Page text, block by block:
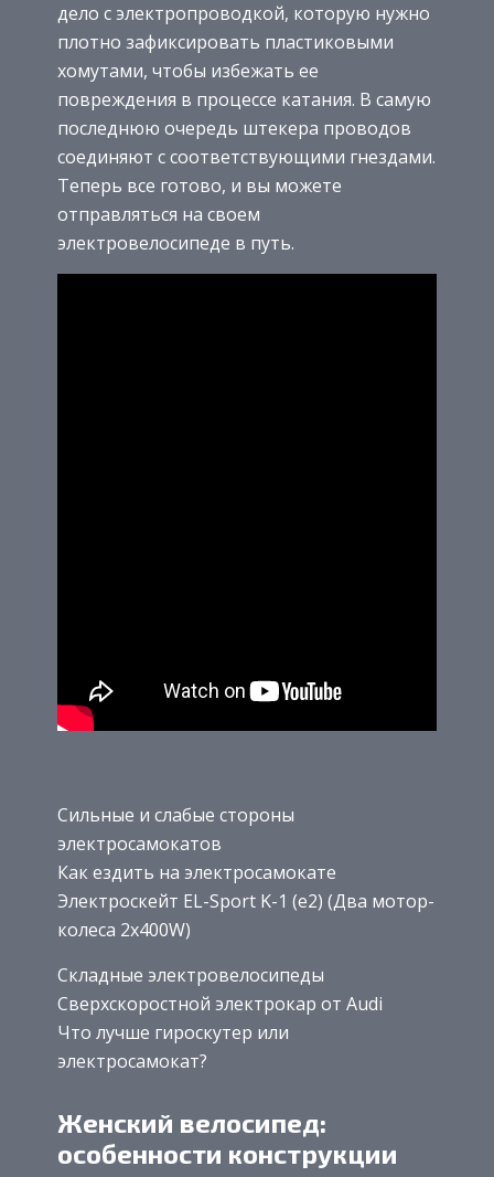
дело с электропроводкой, которую нужно
плотно зафиксировать пластиковыми
хомутами, чтобы избежать ее
повреждения в процессе катания. В самую
последнюю очередь штекера проводов
соединяют с соответствующими гнездами.
Теперь все готово, и вы можете
отправляться на своем
электровелосипеде в путь.
Сильные и слабые стороны
электросамокатов
Как ездить на электросамокате
Электроскейт EL-Sport K-1 (e2) (Два мотор-
колеса 2x400W)
Складные электровелосипеды
Сверхскоростной электрокар от Audi
Что лучше гироскутер или
электросамокат?
Женский велосипед:
особенности конструкции